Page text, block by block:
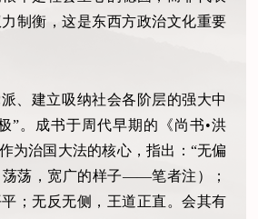
制衡，这是东西方政治文化重要
、建立吸纳社会各阶层的强大中
”。成书于周代早期的《尚书•洪
为治国大法的核心，指出：“无偏
荡，宽广的样子——笔者注）；
；无反无侧，王道正直。会其有